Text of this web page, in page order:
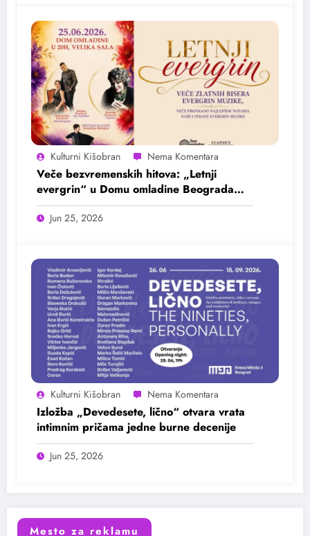
Kulturni Kišobran
Veče bezvremenskih hitova: „Letnji
evergrin“ u Domu omladine Beograda
25. juna
Jun 25, 2026
Kulturni Kišobran
Izložba „Devedesete, lično“ otvara vrata
intimnim pričama jedne burne decenije
Jun 25, 2026
Mesto za reklamu